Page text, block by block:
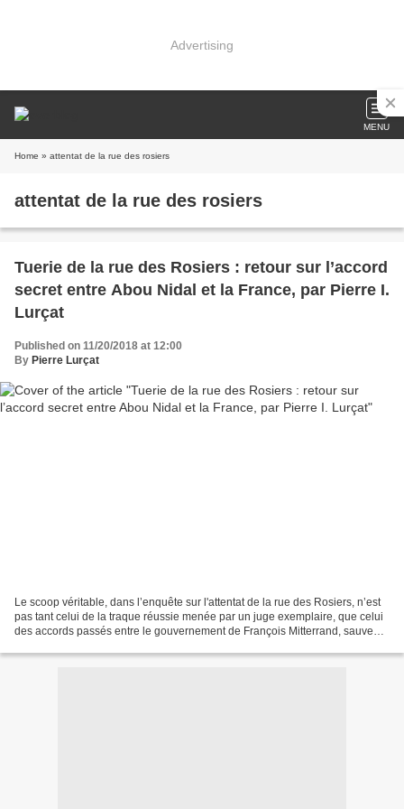
Advertising
MENU
Home » attentat de la rue des rosiers
attentat de la rue des rosiers
Tuerie de la rue des Rosiers : retour sur l’accord
secret entre Abou Nidal et la France, par Pierre I.
Lurçat
Published on 11/20/2018 at 12:00
By Pierre Lurçat
Le scoop véritable, dans l’enquête sur l'attentat de la rue des Rosiers, n’est
pas tant celui de la traque réussie menée par un juge exemplaire, que celui
des accords passés entre le gouvernement de François Mitterrand, sauveur